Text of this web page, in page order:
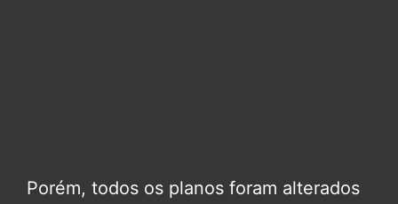
Porém, todos os planos foram alterados